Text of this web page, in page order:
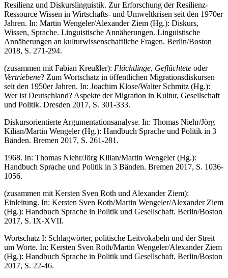
Resilienz und Diskurslinguistik. Zur Erforschung der Resilienz-
Ressource Wissen in Wirtschafts- und Umweltkrisen seit den 1970er
Jahren. In: Martin Wengeler/Alexander Ziem (Hg.): Diskurs,
Wissen, Sprache. Linguistische Annäherungen. Linguistische
Annäherungen an kulturwissenschaftliche Fragen. Berlin/Boston
2018, S. 271-294.
(zusammen mit Fabian Kreußler): Flüchtlinge, Geflüchtete oder
Vertriebene? Zum Wortschatz in öffentlichen Migrationsdiskursen
seit den 1950er Jahren. In: Joachim Klose/Walter Schmitz (Hg.):
Wer ist Deutschland? Aspekte der Migration in Kultur, Gesellschaft
und Politik. Dresden 2017, S. 301-333.
Diskursorientierte Argumentationsanalyse. In: Thomas Niehr/Jörg
Kilian/Martin Wengeler (Hg.): Handbuch Sprache und Politik in 3
Bänden. Bremen 2017, S. 261-281.
1968. In: Thomas Niehr/Jörg Kilian/Martin Wengeler (Hg.):
Handbuch Sprache und Politik in 3 Bänden. Bremen 2017, S. 1036-
1056.
(zusammen mit Kersten Sven Roth und Alexander Ziem):
Einleitung. In: Kersten Sven Roth/Martin Wengeler/Alexander Ziem
(Hg.): Handbuch Sprache in Politik und Gesellschaft. Berlin/Boston
2017, S. IX-XVII.
Wortschatz I: Schlagwörter, politische Leitvokabeln und der Streit
um Worte. In: Kersten Sven Roth/Martin Wengeler/Alexander Ziem
(Hg.): Handbuch Sprache in Politik und Gesellschaft. Berlin/Boston
2017, S. 22-46.